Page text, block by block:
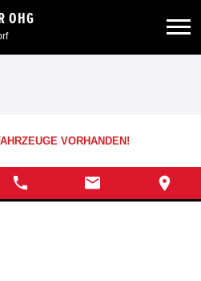
OHG
VORHANDEN!